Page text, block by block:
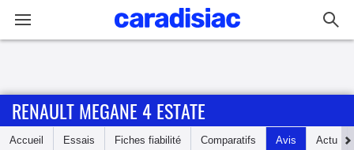
Accueil
RENAULT MEGANE 4 ESTATE
Accueil Essais Fiches fiabilité Comparatifs Avis Actu